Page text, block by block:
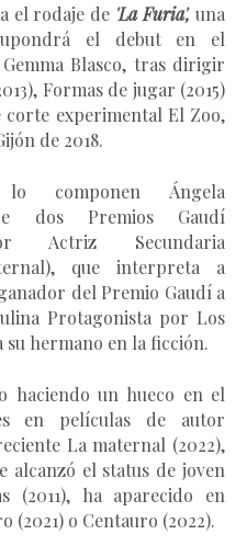
el rodaje de 'La Furia', una
el debut en el
Blasco, tras dirigir
Formas de jugar (2015)
corte experimental El Zoo,
de 2018.
componen Ángela
dos Premios Gaudí
Actriz Secundaria
que interpreta a
del Premio Gaudí a
Protagonista por Los
su hermano en la ficción.
haciendo un hueco en el
en películas de autor
La maternal (2022),
alcanzó el status de joven
(2011), ha aparecido en
(2021) o Centauro (2022).